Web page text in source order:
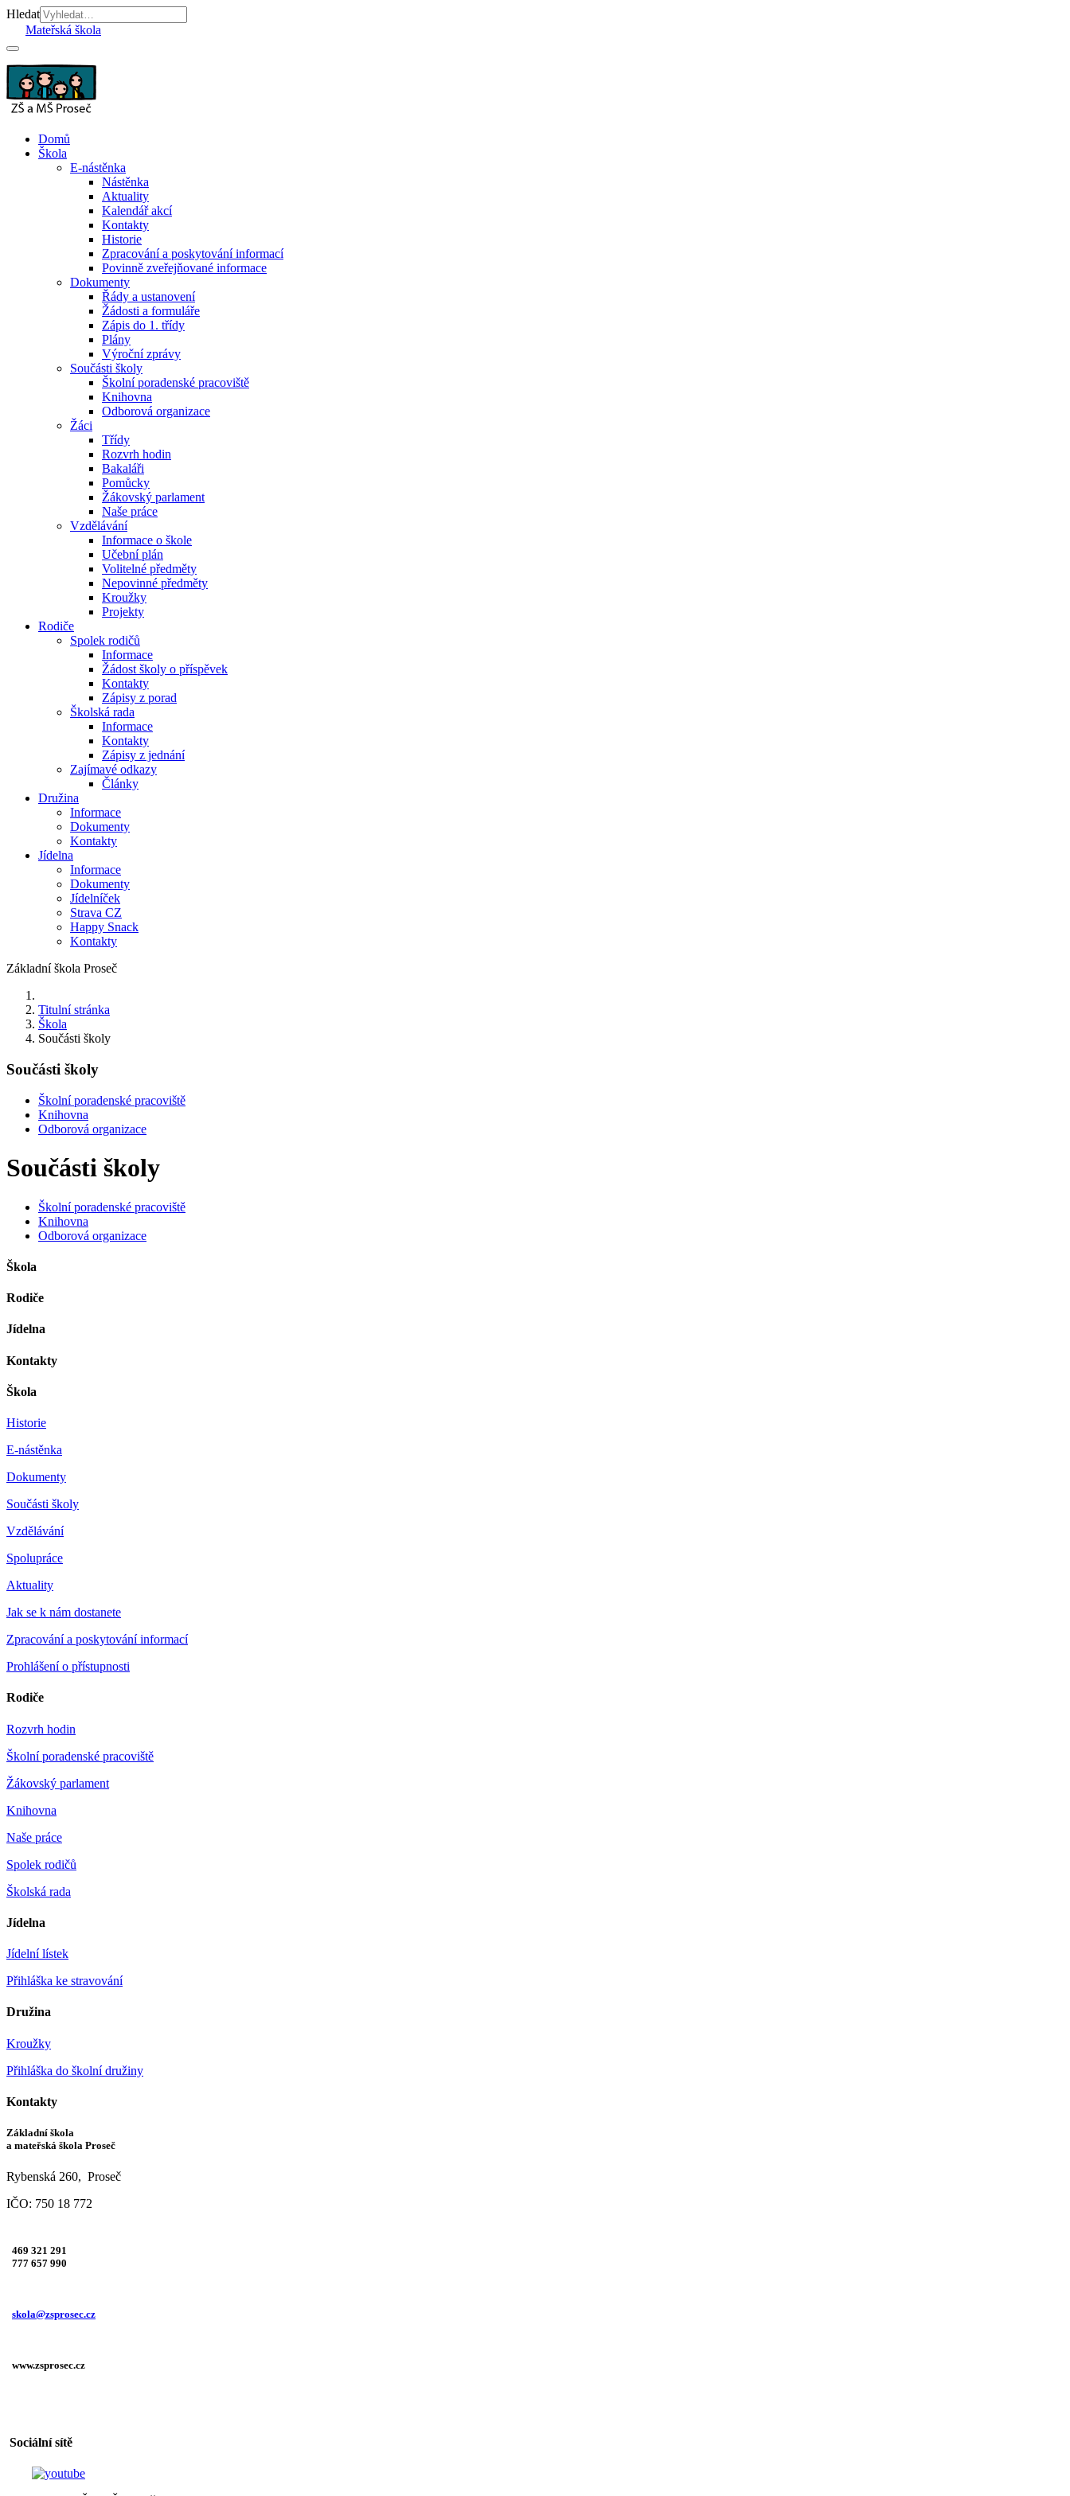
Hledat
Mateřská škola
Domů
Škola
E-nástěnka
Nástěnka
Aktuality
Kalendář akcí
Kontakty
Historie
Zpracování a poskytování informací
Povinně zveřejňované informace
Dokumenty
Řády a ustanovení
Žádosti a formuláře
Zápis do 1. třídy
Plány
Výroční zprávy
Součásti školy
Školní poradenské pracoviště
Knihovna
Odborová organizace
Žáci
Třídy
Rozvrh hodin
Bakaláři
Pomůcky
Žákovský parlament
Naše práce
Vzdělávání
Informace o škole
Učební plán
Volitelné předměty
Nepovinné předměty
Kroužky
Projekty
Rodiče
Spolek rodičů
Informace
Žádost školy o příspěvek
Kontakty
Zápisy z porad
Školská rada
Informace
Kontakty
Zápisy z jednání
Zajímavé odkazy
Články
Družina
Informace
Dokumenty
Kontakty
Jídelna
Informace
Dokumenty
Jídelníček
Strava CZ
Happy Snack
Kontakty
Základní škola Proseč
Titulní stránka
Škola
Součásti školy
Součásti školy
Školní poradenské pracoviště
Knihovna
Odborová organizace
Součásti školy
Školní poradenské pracoviště
Knihovna
Odborová organizace
Škola
Rodiče
Jídelna
Kontakty
Škola
Historie
E-nástěnka
Dokumenty
Součásti školy
Vzdělávání
Spolupráce
Aktuality
Jak se k nám dostanete
Zpracování a poskytování informací
Prohlášení o přístupnosti
Rodiče
Rozvrh hodin
Školní poradenské pracoviště
Žákovský parlament
Knihovna
Naše práce
Spolek rodičů
Školská rada
Jídelna
Jídelní lístek
Přihláška ke stravování
Družina
Kroužky
Přihláška do školní družiny
Kontakty
Základní škola
a mateřská škola Proseč
Rybenská 260, Proseč
IČO: 750 18 772
469 321 291
777 657 990
skola@zsprosec.cz
www.zsprosec.cz
Sociální sítě